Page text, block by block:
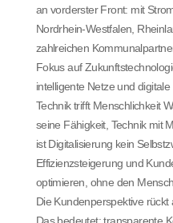
an vorderster Front: mit
Nordrhein-Westfalen,
zahlreichen
Fokus auf
intelligente Netze und
Technik trifft Menschlichkeit
seine Fähigkeit, Technik mit
ist Digitalisierung kein
Effizienzsteigerung und
optimieren, ohne den
Die Kundenperspektive rückt